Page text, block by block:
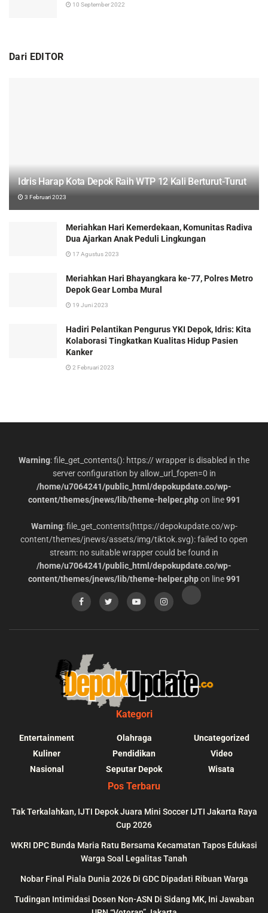
10 September 2022
Dari EDITOR
Idris Harap Kota Depok Raih WTP 12 Kali Berturut-Turut
3 Februari 2023
Meriahkan Hari Kemerdekaan, Komunitas Radiva
Dua Ajarkan Anak Peduli Lingkungan
17 Agustus 2023
Meriahkan Hari Bhayangkara ke-77, Polres Metro
Depok Gear Lomba Mural
19 Juni 2023
Hadiri Pelantikan Pengurus YKI Depok, Idris: Kita
Kolaborasi Tingkatkan Kualitas Hidup Pasien
Kanker
2 Februari 2023
Warning: file_get_contents(): https:// wrapper is disabled in the
server configuration by allow_url_fopen=0 in
/home/u7064241/public_html/depokupdate.co/wp-
content/themes/jnews/lib/theme-helper.phpon line991
Warning: file_get_contents(https://depokupdate.co/wp-
content/themes/jnews/assets/img/tiktok.svg): failed to open
stream: no suitable wrapper could be found in
/home/u7064241/public_html/depokupdate.co/wp-
content/themes/jnews/lib/theme-helper.phpon line991
Kategori
Entertainment
Kuliner
Nasional
Olahraga
Pendidikan
Seputar Depok
Uncategorized
Video
Wisata
Pos Terbaru
Tak Terkalahkan, IJTI Depok Juara Mini Soccer IJTI Jakarta Raya
Cup 2026
WKRI DPC Bunda Maria Ratu Bersama Kecamatan Tapos Edukasi
Warga Soal Legalitas Tanah
Nobar Final Piala Dunia 2026 Di GDC Dipadati Ribuan Warga
Tudingan Intimidasi Dosen Non-ASN Di Sidang MK, Ini Jawaban
depokupdate.co/wp-
line
:
content/themes/
could be found in